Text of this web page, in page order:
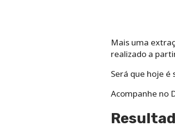
Mais uma
realizado a
Será que hoje é
Acompanhe no